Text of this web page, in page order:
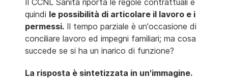
quindi le possibilità di articolare il lavoro e i
permessi. Il tempo parziale è un'occasione di
conciliare lavoro ed impegni familiari; ma cosa
succede se si ha un inarico di funzione?
La risposta è sintetizzata in un'immagine.